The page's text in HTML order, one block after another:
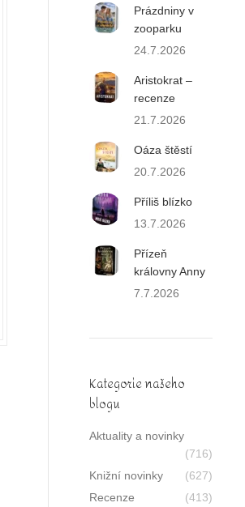
Prázdniny v
zooparku
24.7.2026
Aristokrat –
recenze
21.7.2026
Oáza štěstí
20.7.2026
Příliš blízko
13.7.2026
Přízeň
královny Anny
7.7.2026
Kategorie našeho
blogu
Aktuality a novinky
(716)
Knižní novinky
(627)
Recenze
(413)